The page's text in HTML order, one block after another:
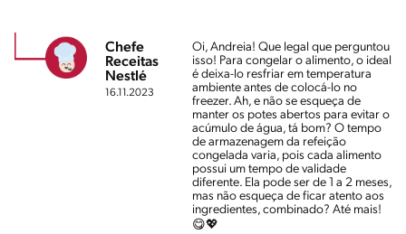
Chefe
Receitas
Nestlé
16.11.2023
Oi, Andreia! Que legal que perguntou
isso! Para congelar o alimento, o ideal
é deixa-lo resfriar em temperatura
ambiente antes de colocá-lo no
freezer. Ah, e não se esqueça de
manter os potes abertos para evitar o
acúmulo de água, tá bom? O tempo
de armazenagem da refeição
congelada varia, pois cada alimento
possui um tempo de validade
diferente. Ela pode ser de 1 a 2 meses,
mas não esqueça de ficar atento aos
ingredientes, combinado? Até mais!
😋💖